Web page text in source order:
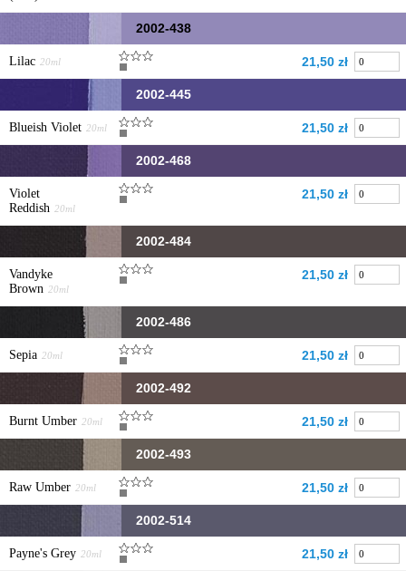
2002-438
Lilac 20ml 21,50 zł
2002-445
Blueish Violet 20ml 21,50 zł
2002-468
Violet
Reddish 20ml
21,50 zł
2002-484
Vandyke
Brown 20ml
21,50 zł
2002-486
Sepia 20ml 21,50 zł
2002-492
Burnt Umber 20ml 21,50 zł
2002-493
Raw Umber 20ml 21,50 zł
2002-514
Payne's Grey 20ml 21,50 zł